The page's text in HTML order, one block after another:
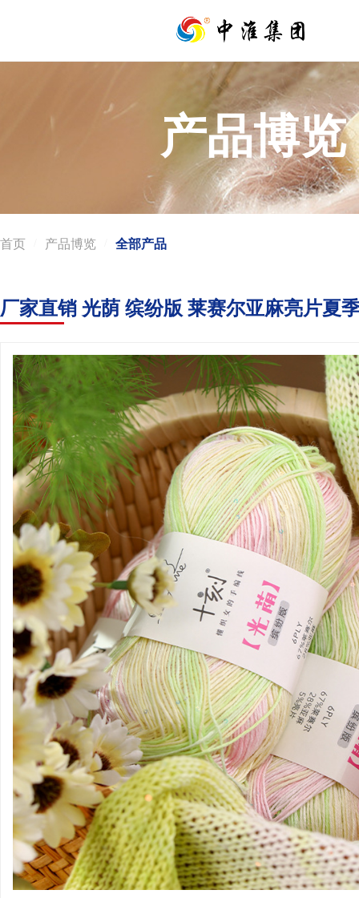
产品博览
首页 产品博览 全部产品
厂家直销 光荫 缤纷版 莱赛尔亚麻亮片夏